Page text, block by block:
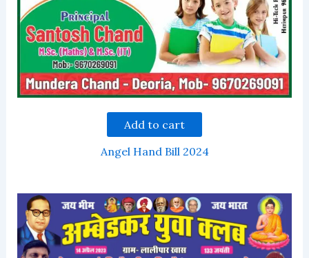
Add to cart
Angel Hand Bill 2024